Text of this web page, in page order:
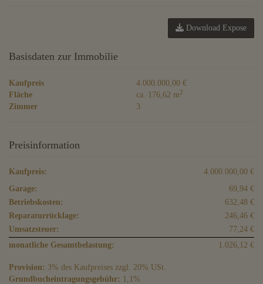
Download Expose
Basisdaten zur Immobilie
Kaufpreis
4.000.000,00 €
Fläche
ca. 176,62 m2
Zimmer 3
Preisinformation
Kaufpreis:
4.000.000,00 €
Garage:
69,94 €
Betriebskosten:
632,48 €
Reparaturrücklage:
246,46 €
Umsatzsteuer:
77,24 €
monatliche Gesamtbelastung:
1.026,12 €
Provision: 3% des Kaufpreises zzgl. 20% USt.
Grundbucheintragungsgebühr: 1,1%